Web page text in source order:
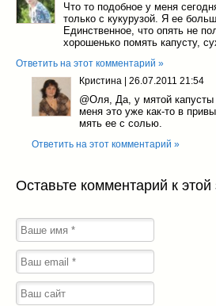
Что то подобное у меня
только с кукурузой. Я ее
Единственное, что опять не
хорошенько помять капусту,
Ответить на этот комментарий »
Кристина
26.07.2011 21:54
@Оля, Да, у мятой
меня это уже как-то в
мять ее с солью.
Ответить на этот комментарий »
Оставьте комментарий к этой